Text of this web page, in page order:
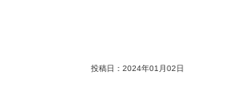
投稿日： 2024年01月02日